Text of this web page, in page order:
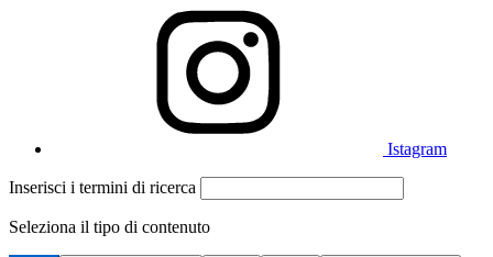
Istagram
Inserisci i termini di ricerca
Seleziona il tipo di contenuto